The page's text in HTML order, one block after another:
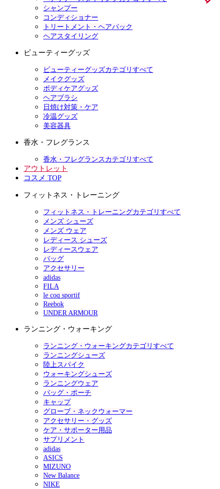
シャンプー
コンディショナー
トリートメント・ヘアパック
ヘアスタイリング
ビューティーグッズ
ビューティーグッズカテゴリすべて
メイクグッズ
ボディケアグッズ
ヘアブラシ
日焼け対策・ケア
冷温グッズ
美容器具
香水・フレグランス
香水・フレグランスカテゴリすべて
アウトレット
コスメ TOP
フィットネス・トレーニング
フィットネス・トレーニングカテゴリすべて
メンズ シューズ
メンズ ウェア
レディース シューズ
レディースウェア
バッグ
アクセサリー
adidas
FILA
le coq sportif
Reebok
UNDER ARMOUR
ランニング・ウォーキング
ランニング・ウォーキングカテゴリすべて
ランニングシューズ
陸上スパイク
ウォーキングシューズ
ランニングウェア
バッグ・ポーチ
キャップ
グローブ・ネックウォーマー
アクセサリー・グッズ
ケア・サポーター用品
サプリメント
adidas
ASICS
MIZUNO
New Balance
NIKE